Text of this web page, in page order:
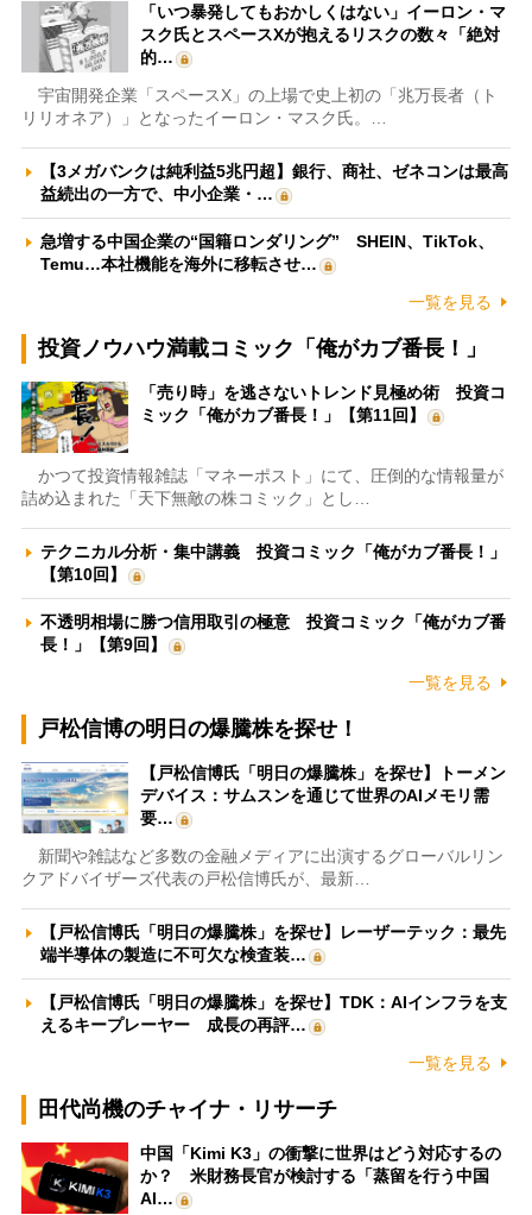
「いつ暴発してもおかしくはない」イーロン・マ
スク氏とスペースXが抱えるリスクの数々「絶対
的…
宇宙開発企業「スペースX」の上場で史上初の「兆万長者（ト
リリオネア）」となったイーロン・マスク氏。…
【3メガバンクは純利益5兆円超】銀行、商社、ゼネコンは最高
益続出の一方で、中小企業・…
急増する中国企業の“国籍ロンダリング” SHEIN、TikTok、
Temu…本社機能を海外に移転させ…
一覧を見る
投資ノウハウ満載コミック「俺がカブ番長！」
「売り時」を逃さないトレンド見極め術 投資コ
ミック「俺がカブ番長！」【第11回】
かつて投資情報雑誌「マネーポスト」にて、圧倒的な情報量が
詰め込まれた「天下無敵の株コミック」とし…
テクニカル分析・集中講義 投資コミック「俺がカブ番長！」
【第10回】
不透明相場に勝つ信用取引の極意 投資コミック「俺がカブ番
長！」【第9回】
一覧を見る
戸松信博の明日の爆騰株を探せ！
【戸松信博氏「明日の爆騰株」を探せ】トーメン
デバイス：サムスンを通じて世界のAIメモリ需
要…
新聞や雑誌など多数の金融メディアに出演するグローバルリン
クアドバイザーズ代表の戸松信博氏が、最新…
【戸松信博氏「明日の爆騰株」を探せ】レーザーテック：最先
端半導体の製造に不可欠な検査装…
【戸松信博氏「明日の爆騰株」を探せ】TDK：AIインフラを支
えるキープレーヤー 成長の再評…
一覧を見る
田代尚機のチャイナ・リサーチ
中国「Kimi K3」の衝撃に世界はどう対応するの
か？ 米財務長官が検討する「蒸留を行う中国
AI…